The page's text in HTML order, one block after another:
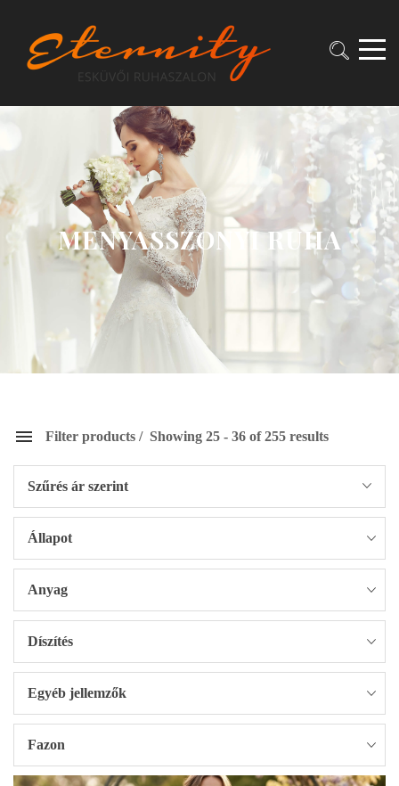
MENYASSZONYI RUHA
Filter products Showing 25 - 36 of 255 results
Szűrés ár szerint
Állapot
Anyag
Díszítés
Egyéb jellemzők
Fazon